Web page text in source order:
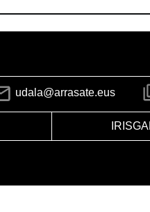
udala@arrasate.eus